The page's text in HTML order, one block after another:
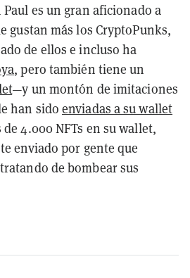
es un gran aficionado a
gustan más los CryptoPunks,
de ellos e incluso ha
, pero también tiene un
—y un montón de imitaciones
han sidoenviadas a su wallet
de 4.000 NFTs en su wallet,
enviado por gente que
de bombear sus